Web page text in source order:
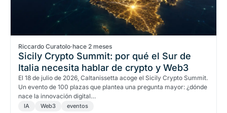
Riccardo Curatolo·hace 2 meses
Sicily Crypto Summit: por qué el Sur de
Italia necesita hablar de crypto y Web3
El 18 de julio de 2026, Caltanissetta acoge el Sicily Crypto Summit.
Un evento de 100 plazas que plantea una pregunta mayor: ¿dónde
nace la innovación digital…
IA Web3 eventos